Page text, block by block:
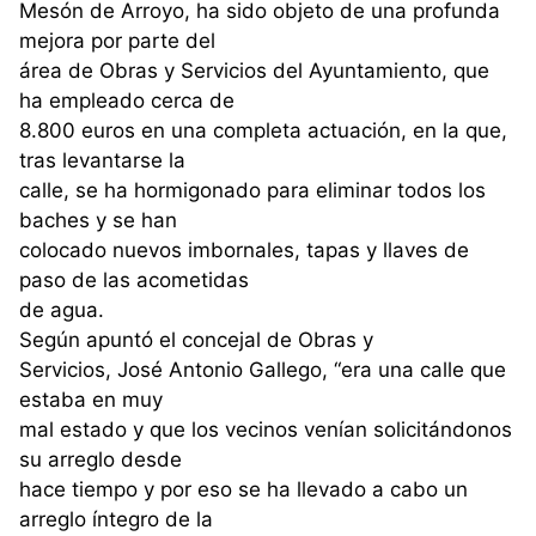
Mesón de Arroyo, ha sido objeto de una profunda
mejora por parte del
área de Obras y Servicios del Ayuntamiento, que
ha empleado cerca de
8.800 euros en una completa actuación, en la que,
tras levantarse la
calle, se ha hormigonado para eliminar todos los
baches y se han
colocado nuevos imbornales, tapas y llaves de
paso de las acometidas
de agua.
Según apuntó el concejal de Obras y
Servicios, José Antonio Gallego, “era una calle que
estaba en muy
mal estado y que los vecinos venían solicitándonos
su arreglo desde
hace tiempo y por eso se ha llevado a cabo un
arreglo íntegro de la